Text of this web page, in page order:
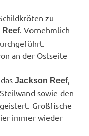
zu
. Vornehmlich
an der Ostseite
Jackson Reef,
sowie den
Großfische
immer wieder